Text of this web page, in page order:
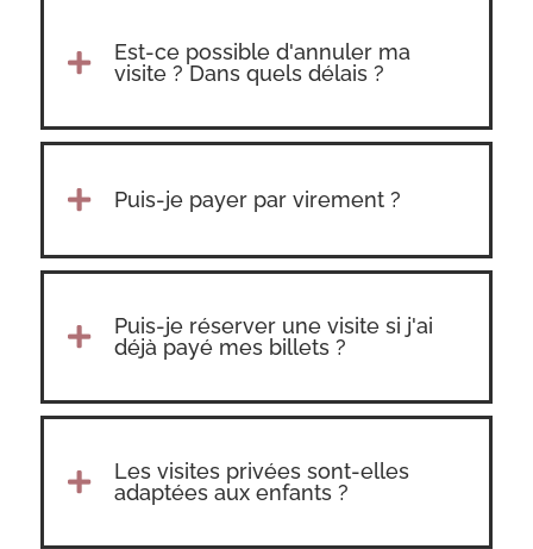

Est-ce possible d'annuler ma
visite ? Dans quels délais ?
 Puis-je payer par virement ?

Puis-je réserver une visite si j'ai
déjà payé mes billets ?

Les visites privées sont-elles
adaptées aux enfants ?